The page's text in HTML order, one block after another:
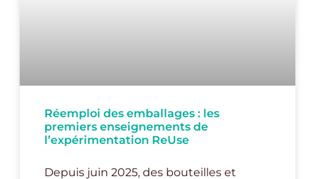
Réemploi des emballages : les
premiers enseignements de
l’expérimentation ReUse
Depuis juin 2025, des bouteilles et